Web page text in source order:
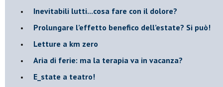
​Inevitabili lutti...cosa fare con il dolore?
Prolungare l’effetto benefico dell’estate? Si può!
​Letture a km zero
​Aria di ferie: ma la terapia va in vacanza?
​E_state a teatro!